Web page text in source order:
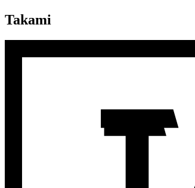
Takami